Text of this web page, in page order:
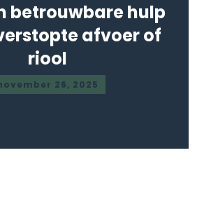
betrouwbare hulp
afvoer of
riool
26, 2025